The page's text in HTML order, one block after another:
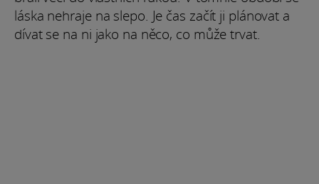
láska nehraje na slepo. Je čas začít ji plánovat a
dívat se na ni jako na něco, co může trvat.